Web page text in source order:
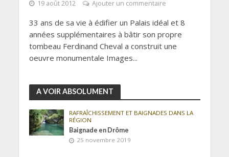
19 août 2012 Ajouter un commentaire
33 ans de sa vie à édifier un Palais idéal et 8
années supplémentaires à bâtir son propre
tombeau Ferdinand Cheval a construit une
oeuvre monumentale Images...
A VOIR ABSOLUMENT
RAFRAÎCHISSEMENT ET BAIGNADES DANS LA
RÉGION
Baignade en Drôme
25 novembre 2019